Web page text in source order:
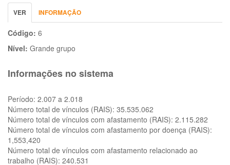
Abas
primárias
VER (ABA
ATIVA)
INFORMAÇÃO
Código: 6
Nível: Grande grupo
Informações no sistema
Período: 2.007 a 2.018
Número total de vínculos (RAIS): 35.535.062
Número total de vínculos com afastamento (RAIS): 2.115.282
Número total de vínculos com afastamento por doença (RAIS):
1,553,420
Número total de vínculos com afastamento relacionado ao
trabalho (RAIS): 240.531